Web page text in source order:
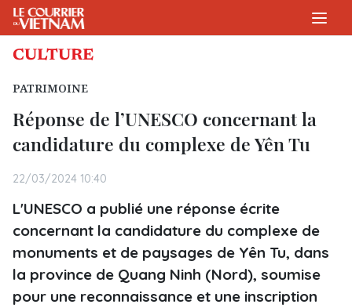
CULTURE
PATRIMOINE
Réponse de l’UNESCO concernant la
candidature du complexe de Yên Tu
22/03/2024 10:40
L'UNESCO a publié une réponse écrite
concernant la candidature du complexe de
monuments et de paysages de Yên Tu, dans
la province de Quang Ninh (Nord), soumise
pour une reconnaissance et une inscription